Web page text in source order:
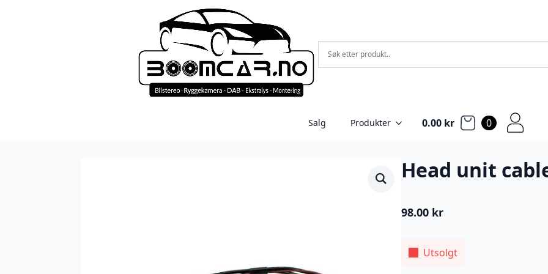
Salg Produkter 0.00 kr 0
Head unit
98.00 kr
Utsolgt